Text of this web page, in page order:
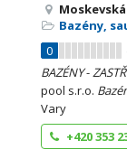
Moskevská
Bazény,
0
BAZÉNY-
pool s.r.o.
Vary
+420 353